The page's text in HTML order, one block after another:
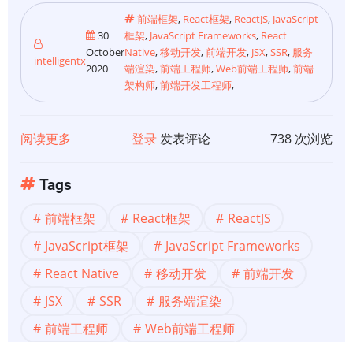
intelligentx
30
October
2020
前端框架, React框架, ReactJS, JavaScript
框架, JavaScript Frameworks, React
Native,移动开发,前端开发, JSX,SSR, 服务
端渲染,前端工程师,Web前端工程师,前端
架构师,前端开发工程师,
阅读更多
架
构】
React
(实
登录发表评论 738 次浏览
Tags
前端框架 React框架
ReactJS
JavaScript框架
JavaScript Frameworks
React Native
移动开发
前端开发
JSX
SSR
服务端渲染
前端工程师
Web前端工程师